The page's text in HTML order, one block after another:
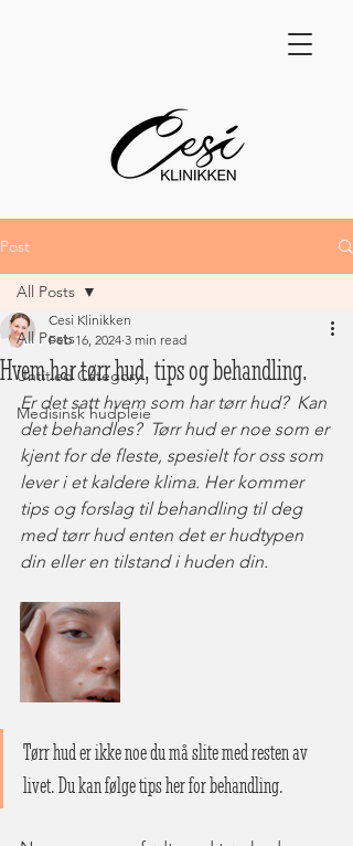
Post
All Posts
Untitled Category
Medisinsk hudpleie
All Posts
Hvem har tørr hud, tips og behandling.
Cesi Klinikken
Feb 16, 2024 3 min read
Er det satt hvem som har tørr hud?  Kan
det behandles?  Tørr hud er noe som er
kjent for de fleste, spesielt for oss som
lever i et kaldere klima. Her kommer
tips og forslag til behandling til deg
med tørr hud enten det er hudtypen
din eller en tilstand i huden din.
Tørr hud er ikke noe du må slite med resten av
livet. Du kan følge tips her for behandling.